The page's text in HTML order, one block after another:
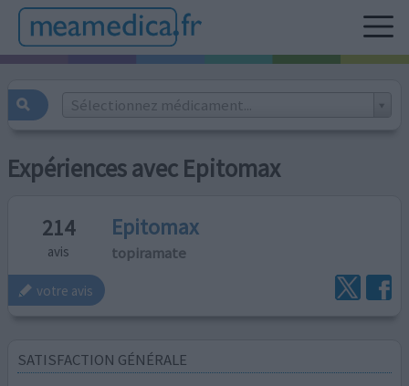
Sélectionnez médicament...
Expériences avec Epitomax
214
avis
Epitomax
topiramate
votre avis
SATISFACTION GÉNÉRALE